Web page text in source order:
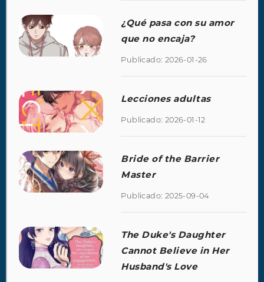
¿Qué pasa con su amor
que no encaja?
Publicado: 2026-01-26
Lecciones adultas
Publicado: 2026-01-12
Bride of the Barrier
Master
Publicado: 2025-09-04
The Duke's Daughter
Cannot Believe in Her
Husband's Love